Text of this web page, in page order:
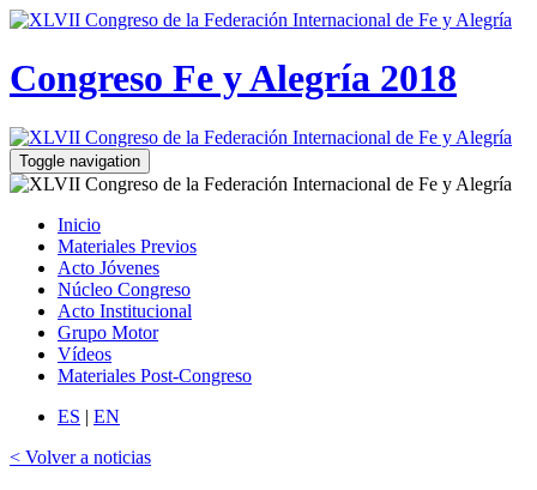
Congreso Fe y Alegría 2018
Toggle navigation
Inicio
Materiales Previos
Acto Jóvenes
Núcleo Congreso
Acto Institucional
Grupo Motor
Vídeos
Materiales Post-Congreso
ES | EN
< Volver a noticias